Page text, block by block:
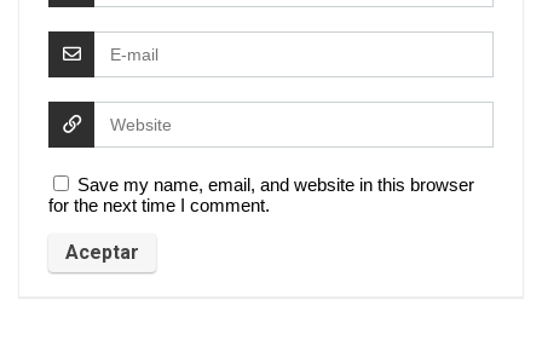
Save my name, email, and website in this browser
for the next time I comment.